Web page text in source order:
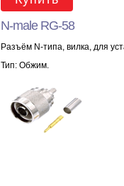
N-male RG-58
Разъём N-типа, вилка, для
Тип: Обжим.